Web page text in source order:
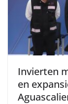
Invierten
en